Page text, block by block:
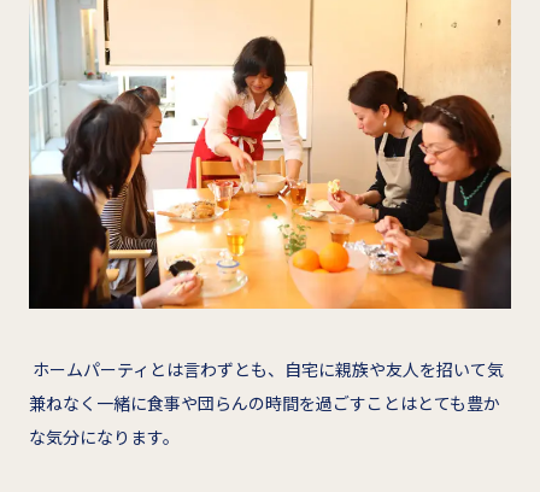
ホームパーティとは言わずとも、自宅に親族や友人を招いて気
兼ねなく一緒に食事や団らんの時間を過ごすことはとても豊か
な気分になります。